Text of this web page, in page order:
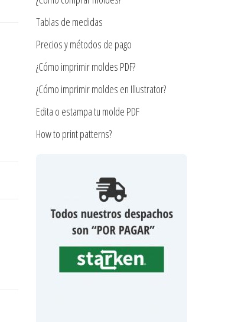
Tablas de medidas
Precios y métodos de pago
¿Cómo imprimir moldes PDF?
¿Cómo imprimir moldes en Illustrator?
Edita o estampa tu molde PDF
How to print patterns?